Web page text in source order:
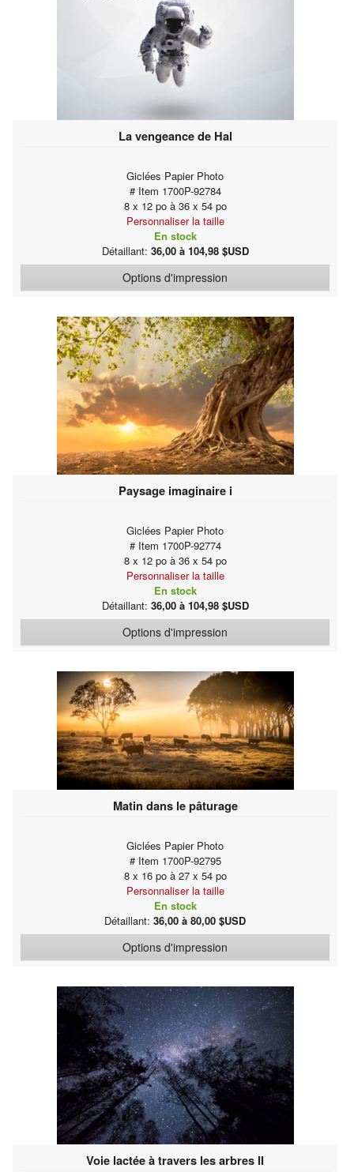
La vengeance de Hal
Giclées Papier Photo
# Item 1700P-92784
8 x 12 po à 36 x 54 po
Personnaliser la taille
En stock
Détaillant: 36,00 à 104,98 $USD
Options d'impression
Paysage imaginaire i
Giclées Papier Photo
# Item 1700P-92774
8 x 12 po à 36 x 54 po
Personnaliser la taille
En stock
Détaillant: 36,00 à 104,98 $USD
Options d'impression
Matin dans le pâturage
Giclées Papier Photo
# Item 1700P-92795
8 x 16 po à 27 x 54 po
Personnaliser la taille
En stock
Détaillant: 36,00 à 80,00 $USD
Options d'impression
Voie lactée à travers les arbres II